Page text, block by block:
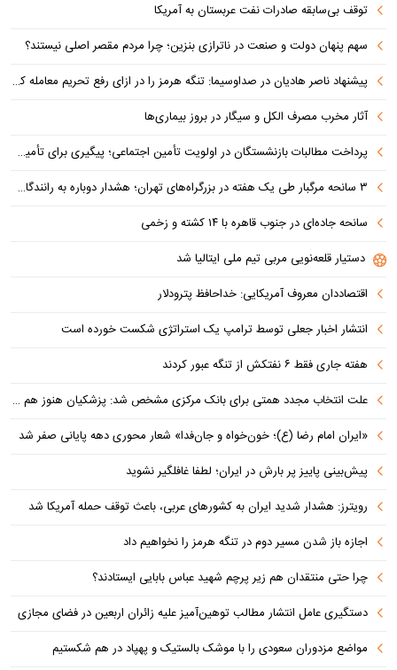
توقف بی‌سابقه صادرات نفت عربستان به آمریکا
سهم پنهان دولت و صنعت در ناترازی بنزین؛ چرا مردم مقصر اصلی نیستند؟
پیشنهاد ناصر هادیان در صداوسیما: تنگه هرمز را در ازای رفع تحریم معامله کنیم
آثار مخرب مصرف الکل و سیگار در بروز بیماری‌ها
پرداخت مطالبات بازنشستگان در اولویت تأمین اجتماعی؛ پیگیری برای تأمین منابع ادامه دارد
۳ سانحه مرگبار طی یک هفته در بزرگراه‌های تهران؛ هشدار دوباره به رانندگان و عابران
سانحه جاده‌ای در جنوب قاهره با ۱۴ کشته و زخمی
دستیار قلعه‌نویی مربی تیم ملی ایتالیا شد
اقتصاددان معروف آمریکایی: خداحافظ پترودلار
انتشار اخبار جعلی توسط ترامپ یک استراتژی شکست خورده است
هفته جاری فقط ۶ نفتکش از تنگه عبور کردند
علت انتخاب مجدد همتی برای بانک مرکزی مشخص شد: پزشکیان هنوز هم متوجه نشده است چرا همتی استیضاح شد!
«ایران امام رضا (ع)؛ خون‌خواه و جان‌فدا» شعار محوری دهه پایانی صفر شد
پیش‌بینی پاییز پر بارش در ایران؛ لطفا غافلگیر نشوید
رویترز: هشدار شدید ایران به کشورهای عربی، باعث توقف حمله آمریکا شد
اجازه باز شدن مسیر دوم در تنگه هرمز را نخواهیم داد
چرا حتی منتقدان هم زیر پرچم شهید عباس بابایی ایستادند؟
دستگیری عامل انتشار مطالب توهین‌آمیز علیه زائران اربعین در فضای مجازی
مواضع مزدوران سعودی را با موشک بالستیک و پهپاد در هم شکستیم